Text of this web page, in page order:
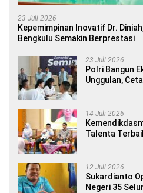
23 Juli 2026
Kepemimpinan Inovatif Dr.
Bengkulu Semakin Berprestasi
23 Juli 2026
Polri Bangun
Unggulan,
14 Juli 2026
Talenta
12 Juli 2026
Sukardianto
Negeri 35